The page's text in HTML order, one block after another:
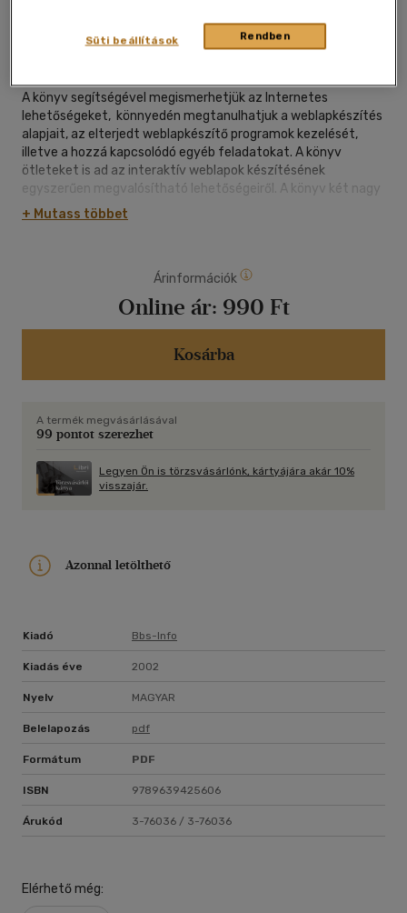
A könyv segítségével megismerhetjük az Internetes
lehetőségeket, könnyedén megtanulhatjuk a weblapkészítés
alapjait, az elterjedt weblapkészítő programok kezelését,
illetve a hozzá kapcsolódó egyéb feladatokat. A könyv
ötleteket is ad az interaktív weblapok készítésének
egyszerűen megvalósítható lehetőségeiről. A könyv két nagy
újdonsággal bír. Egyrészt azt is leírja, hogy mit kell tenni,
ahhoz, hogy weblapunk lehessen, és ez milyen egyéb
többnyire JavaSript programozással megvalósított
interaktív webes elemeket. Főbb témakörök: Internet,
regisztrálás, feltöltés, képek, HTML, Netscape composer,
Word, MS Frontpage, MS Image Composer, MS GIF Animator,
Macromedia Dreamweaver, ötletek, stb.
+ Mutass többet
Árinformációk
Online ár: 990 Ft
Kosárba
A termék megvásárlásával
99 pontot szerezhet
Legyen Ön is törzsvásárlónk, kártyájára akár 10%
visszajár.
Azonnal letölthető
Kiadó Bbs-Info
Kiadás éve 2002
Nyelv MAGYAR
Belelapozás pdf
Formátum PDF
ISBN 9789639425606
Árukód 3-76036 / 3-76036
Elérhető még:
Rendben
Süti beállítások